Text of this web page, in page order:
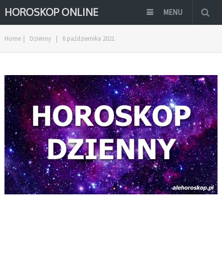
HOROSKOP ONLINE MENU
Home | Dzienny | 6 października 2021